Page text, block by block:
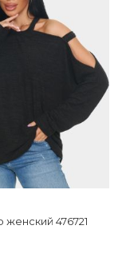
476721